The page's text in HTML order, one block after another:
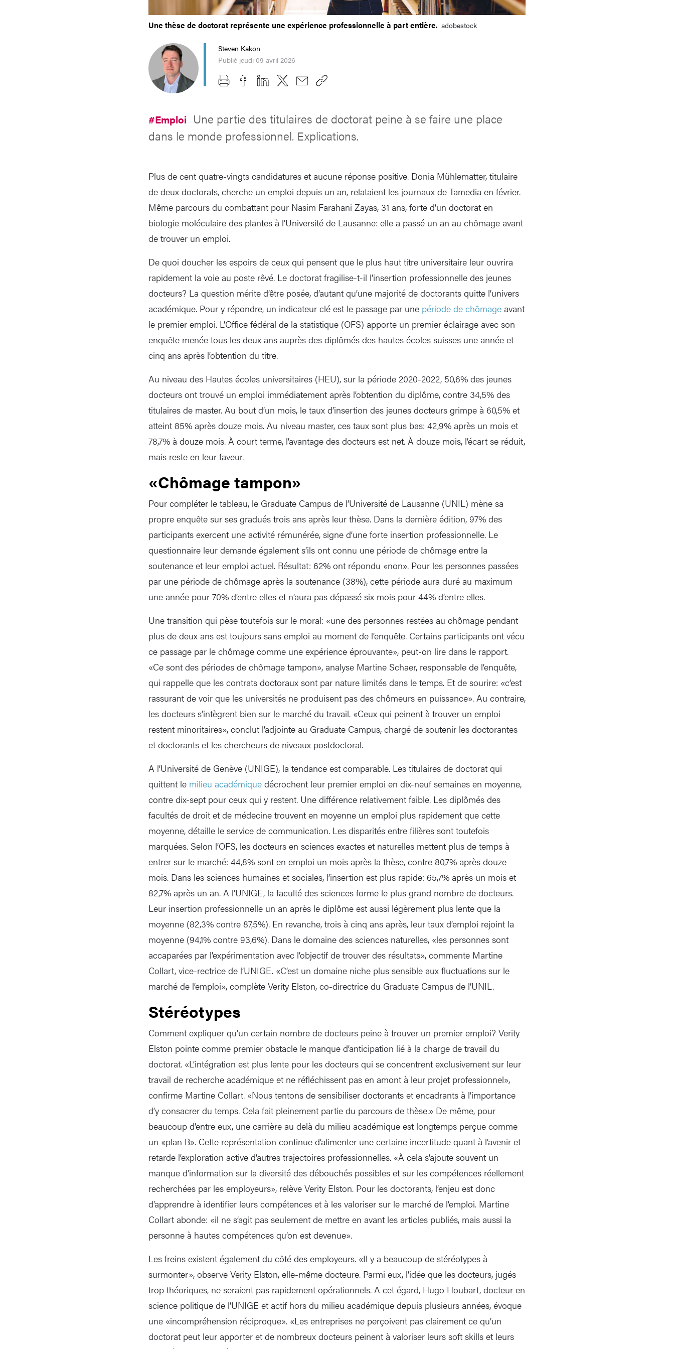
Une thèse de doctorat représente une expérience professionnelle à part entière. adobestock
Steven Kakon
Publié jeudi 09 avril 2026
#Emploi Une partie des titulaires de doctorat peine à se faire une place
dans le monde professionnel. Explications.
Plus de cent quatre-vingts candidatures et aucune réponse positive. Donia Mühlematter, titulaire
de deux doctorats, cherche un emploi depuis un an, relataient les journaux de Tamedia en février.
Même parcours du combattant pour Nasim Farahani Zayas, 31 ans, forte d’un doctorat en
biologie moléculaire des plantes à l’Université de Lausanne: elle a passé un an au chômage avant
de trouver un emploi.
De quoi doucher les espoirs de ceux qui pensent que le plus haut titre universitaire leur ouvrira
rapidement la voie au poste rêvé. Le doctorat fragilise-t-il l’insertion professionnelle des jeunes
docteurs? La question mérite d’être posée, d’autant qu’une majorité de doctorants quitte l’univers
académique. Pour y répondre, un indicateur clé est le passage par une période de chômage avant
le premier emploi. L’Office fédéral de la statistique (OFS) apporte un premier éclairage avec son
enquête menée tous les deux ans auprès des diplômés des hautes écoles suisses une année et
cinq ans après l’obtention du titre.
Au niveau des Hautes écoles universitaires (HEU), sur la période 2020-2022, 50,6% des jeunes
docteurs ont trouvé un emploi immédiatement après l’obtention du diplôme, contre 34,5% des
titulaires de master. Au bout d’un mois, le taux d’insertion des jeunes docteurs grimpe à 60,5% et
atteint 85% après douze mois. Au niveau master, ces taux sont plus bas: 42,9% après un mois et
78,7% à douze mois. À court terme, l’avantage des docteurs est net. À douze mois, l’écart se réduit,
mais reste en leur faveur.
«Chômage tampon»
Pour compléter le tableau, le Graduate Campus de l’Université de Lausanne (UNIL) mène sa
propre enquête sur ses gradués trois ans après leur thèse. Dans la dernière édition, 97% des
participants exercent une activité rémunérée, signe d’une forte insertion professionnelle. Le
questionnaire leur demande également s’ils ont connu une période de chômage entre la
soutenance et leur emploi actuel. Résultat: 62% ont répondu «non». Pour les personnes passées
par une période de chômage après la soutenance (38%), cette période aura duré au maximum
une année pour 70% d’entre elles et n’aura pas dépassé six mois pour 44% d’entre elles.
Une transition qui pèse toutefois sur le moral: «une des personnes restées au chômage pendant
plus de deux ans est toujours sans emploi au moment de l’enquête. Certains participants ont vécu
ce passage par le chômage comme une expérience éprouvante», peut-on lire dans le rapport.
«Ce sont des périodes de chômage tampon», analyse Martine Schaer, responsable de l’enquête,
qui rappelle que les contrats doctoraux sont par nature limités dans le temps. Et de sourire: «c’est
rassurant de voir que les universités ne produisent pas des chômeurs en puissance». Au contraire,
les docteurs s’intègrent bien sur le marché du travail. «Ceux qui peinent à trouver un emploi
restent minoritaires», conclut l’adjointe au Graduate Campus, chargé de soutenir les doctorantes
et doctorants et les chercheurs de niveaux postdoctoral.
A l’Université de Genève (UNIGE), la tendance est comparable. Les titulaires de doctorat qui
quittent le milieu académique décrochent leur premier emploi en dix-neuf semaines en moyenne,
contre dix-sept pour ceux qui y restent. Une différence relativement faible. Les diplômés des
facultés de droit et de médecine trouvent en moyenne un emploi plus rapidement que cette
moyenne, détaille le service de communication. Les disparités entre filières sont toutefois
marquées. Selon l’OFS, les docteurs en sciences exactes et naturelles mettent plus de temps à
entrer sur le marché: 44,8% sont en emploi un mois après la thèse, contre 80,7% après douze
mois. Dans les sciences humaines et sociales, l’insertion est plus rapide: 65,7% après un mois et
82,7% après un an. A l’UNIGE, la faculté des sciences forme le plus grand nombre de docteurs.
Leur insertion professionnelle un an après le diplôme est aussi légèrement plus lente que la
moyenne (82,3% contre 87,5%). En revanche, trois à cinq ans après, leur taux d’emploi rejoint la
moyenne (94,1% contre 93,6%). Dans le domaine des sciences naturelles, «les personnes sont
accaparées par l’expérimentation avec l’objectif de trouver des résultats», commente Martine
Collart, vice-rectrice de l’UNIGE. «C’est un domaine niche plus sensible aux fluctuations sur le
marché de l’emploi», complète Verity Elston, co-directrice du Graduate Campus de l’UNIL.
Stéréotypes
Comment expliquer qu’un certain nombre de docteurs peine à trouver un premier emploi? Verity
Elston pointe comme premier obstacle le manque d’anticipation lié à la charge de travail du
doctorat. «L’intégration est plus lente pour les docteurs qui se concentrent exclusivement sur leur
travail de recherche académique et ne réfléchissent pas en amont à leur projet professionnel»,
confirme Martine Collart. «Nous tentons de sensibiliser doctorants et encadrants à l’importance
d’y consacrer du temps. Cela fait pleinement partie du parcours de thèse.» De même, pour
beaucoup d’entre eux, une carrière au delà du milieu académique est longtemps perçue comme
un «plan B». Cette représentation continue d’alimenter une certaine incertitude quant à l’avenir et
retarde l’exploration active d’autres trajectoires professionnelles. «À cela s’ajoute souvent un
manque d’information sur la diversité des débouchés possibles et sur les compétences réellement
recherchées par les employeurs», relève Verity Elston. Pour les doctorants, l’enjeu est donc
d’apprendre à identifier leurs compétences et à les valoriser sur le marché de l’emploi. Martine
Collart abonde: «il ne s’agit pas seulement de mettre en avant les articles publiés, mais aussi la
personne à hautes compétences qu’on est devenue».
Les freins existent également du côté des employeurs. «Il y a beaucoup de stéréotypes à
surmonter», observe Verity Elston, elle-même docteure. Parmi eux, l’idée que les docteurs, jugés
trop théoriques, ne seraient pas rapidement opérationnels. A cet égard, Hugo Houbart, docteur en
science politique de l’UNIGE et actif hors du milieu académique depuis plusieurs années, évoque
une «incompréhension réciproque». «Les entreprises ne perçoivent pas clairement ce qu’un
doctorat peut leur apporter et de nombreux docteurs peinent à valoriser leurs soft skills et leurs